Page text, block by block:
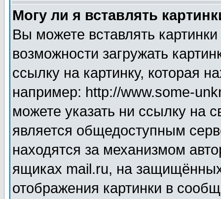
Могу ли я вставлять
Вы можете вставлять
возможности загружать
ссылку на картинку, которая
например: http://www.some-
можете указать ни ссылку на
является общедоступным
находятся за механизмом
ящиках mail.ru, на
отображения картинки в